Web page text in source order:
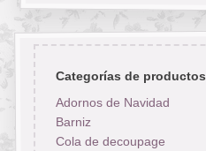
Categorías de productos
Adornos de Navidad
Barniz
Cola de decoupage